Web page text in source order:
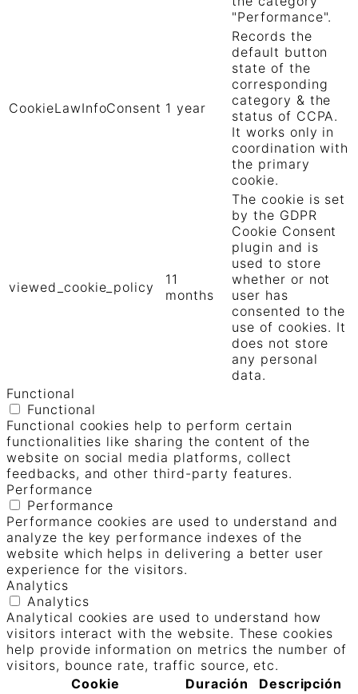
"Performance".
CookieLawInfoConsent 1 year
Records the
default button
state of the
corresponding
category & the
status of CCPA.
It works only in
coordination with
the primary
cookie.
viewed_cookie_policy
11
months
The cookie is set
by the GDPR
Cookie Consent
plugin and is
used to store
whether or not
user has
consented to the
use of cookies. It
does not store
any personal
data.
Functional
Functional
Functional cookies help to perform certain
functionalities like sharing the content of the
website on social media platforms, collect
feedbacks, and other third-party features.
Performance
Performance
Performance cookies are used to understand and
analyze the key performance indexes of the
website which helps in delivering a better user
experience for the visitors.
Analytics
Analytics
Analytical cookies are used to understand how
visitors interact with the website. These cookies
help provide information on metrics the number of
visitors, bounce rate, traffic source, etc.
Cookie
Duración Descripción